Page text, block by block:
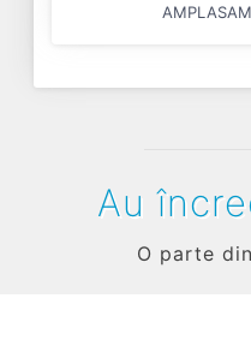
Au
O parte